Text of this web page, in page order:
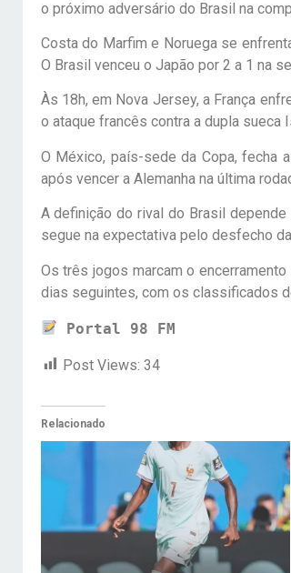
o próximo adversário do Brasil na
Costa do Marfim e Noruega se
O Brasil venceu o Japão por 2 a 1 na
Às 18h, em Nova Jersey, a França
o ataque francês contra a dupla sueca
O México, país-sede da Copa, fecha
após vencer a Alemanha na última
A definição do rival do Brasil
segue na expectativa pelo desfecho
Os três jogos marcam o
dias seguintes, com os classificados
Portal 98 FM
Post Views: 34
Relacionado